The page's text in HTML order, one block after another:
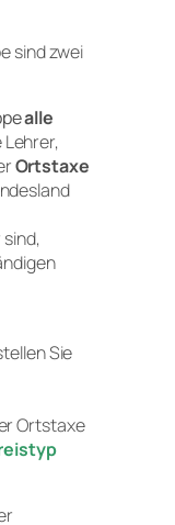
sind zwei
alle
Ortstaxe
Sie
Ortstaxe